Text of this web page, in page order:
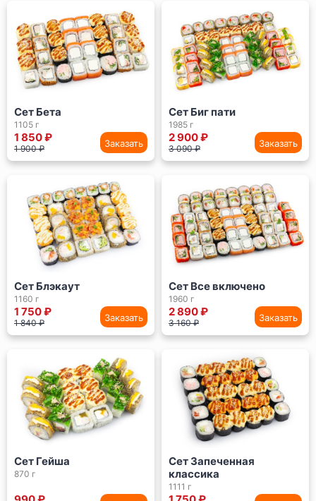
Сет Бета
1105 г
1 850 ₽
1 900 ₽ Заказать
Сет Биг пати
1985 г
2 900 ₽
3 090 ₽ Заказать
Сет Блэкаут
1160 г
1 750 ₽
1 840 ₽ Заказать
Сет Все включено
1960 г
2 890 ₽
3 160 ₽ Заказать
Сет Гейша
870 г
Сет Запеченная
классика
1111 г